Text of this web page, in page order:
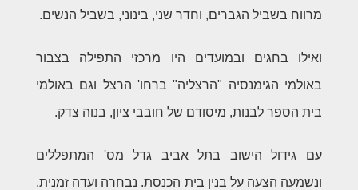
מרווח בשביל הגברים, וחדר שני, בינוני, בשביל הנשים.
ואילו בחגים ובמועדים היו מרכזי התפילה בצבור
באולמי הגימנסיה "הרצליה" ברחו' הרצל וגם באולמי
בית הספר לבנות, מיסודם של חובבי ציון, בנוה צדק.
עם גידול הישוב בתל אביב גדל מס' המתפללים
ונשמעה הצעה על בנין בית הכנסת. נבחרה ועדה זמנית,